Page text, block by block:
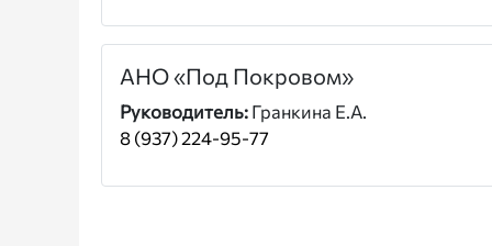
АНО «Под Покровом»
Руководитель: Гранкина Е.А.
8 (937) 224-95-77